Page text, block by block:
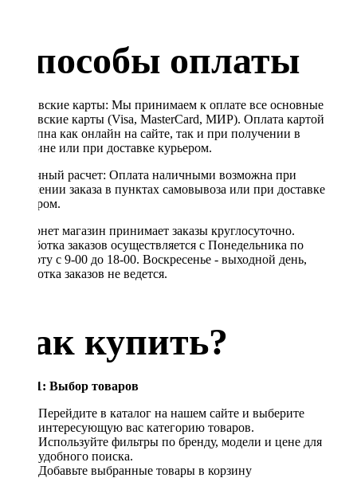
Способы оплаты
Банковские карты: Мы принимаем к оплате все основные
банковские карты (Visa, MasterCard, МИР). Оплата картой
доступна как онлайн на сайте, так и при получении в
магазине или при доставке курьером.
Наличный расчет: Оплата наличными возможна при
получении заказа в пунктах самовывоза или при доставке
курьером.
Интернет магазин принимает заказы круглосуточно.
Обработка заказов осуществляется с Понедельника по
Субботу с 9-00 до 18-00. Воскресенье - выходной день,
обработка заказов не ведется.
Как купить?
Шаг 1: Выбор товаров
Перейдите в каталог на нашем сайте и выберите
интересующую вас категорию товаров.
Используйте фильтры по бренду, модели и цене для
удобного поиска.
Добавьте выбранные товары в корзину